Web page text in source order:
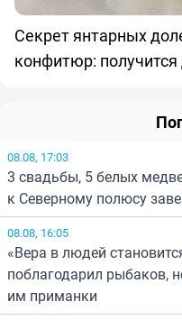
Секрет янтарных
конфитюр:
08.08, 17:03
3 свадьбы, 5 белых
к Северному полюсу
08.08, 16:05
«Вера в людей
поблагодарил рыбаков,
им приманки